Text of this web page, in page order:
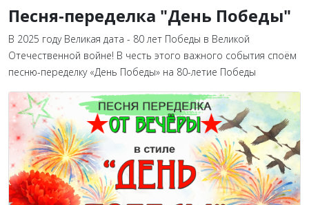
Песня-переделка "День Победы"
В 2025 году Великая дата - 80 лет Победы в Великой
Отечественной войне! В честь этого важного события споём
песню-переделку «День Победы» на 80-летие Победы